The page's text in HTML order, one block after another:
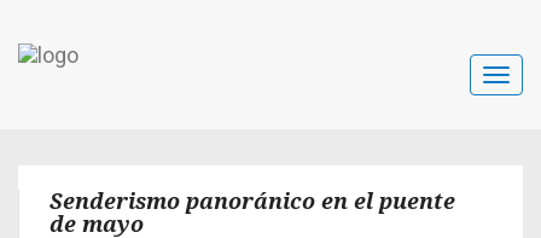
Toggle
Senderismo panoránico en el puente
de mayo